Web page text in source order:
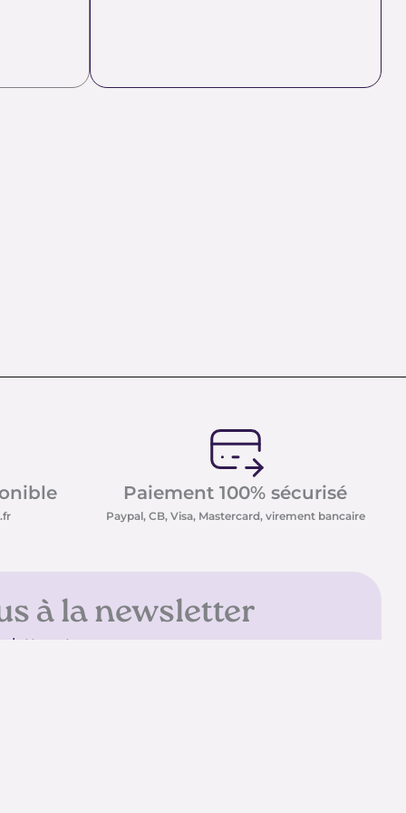
Paiement 100% sécurisé
Paypal, CB, Visa, Mastercard, virement bancaire
à la newsletter
et recevez nos